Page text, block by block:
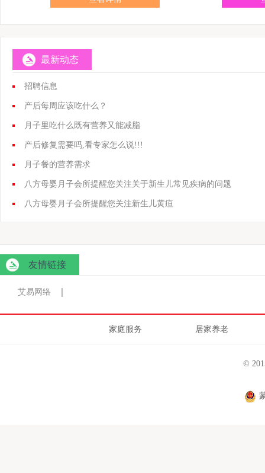
最新动态
招聘信息
产后每周应该吃什么？
月子里吃什么既有营养又能减脂
产后修复需要吗,看专家怎么说!!!
月子餐的营养需求
八方母婴月子会所提醒您关注关于新生儿常见疾病的问题
八方母婴月子会所提醒您关注新生儿黄疸
友情链接
艾易网络
家庭服务 居家养老
©